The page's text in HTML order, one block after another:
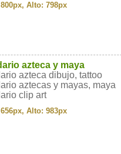
Alto: 798px
azteca y maya
azteca dibujo, tattoo
aztecas y mayas, maya
clip art
Alto: 983px